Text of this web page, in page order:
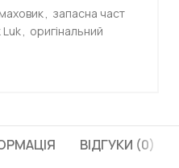
, запасна част
Luk, оригінальний
ВІДГУКИ (0)